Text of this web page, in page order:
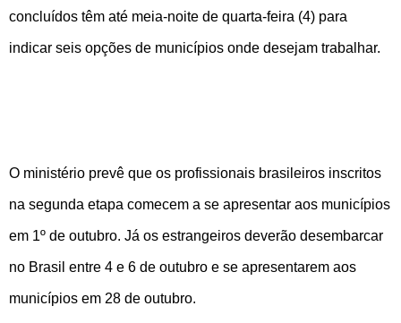
concluídos têm até meia-noite de quarta-feira (4) para
indicar seis opções de municípios onde desejam trabalhar.
O ministério prevê que os profissionais brasileiros inscritos
na segunda etapa comecem a se apresentar aos municípios
em 1º de outubro. Já os estrangeiros deverão desembarcar
no Brasil entre 4 e 6 de outubro e se apresentarem aos
municípios em 28 de outubro.